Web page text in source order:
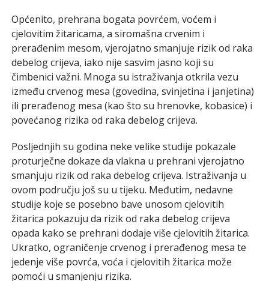
Općenito, prehrana bogata povrćem, voćem i
cjelovitim žitaricama, a siromašna crvenim i
prerađenim mesom, vjerojatno smanjuje rizik od raka
debelog crijeva, iako nije sasvim jasno koji su
čimbenici važni. Mnoga su istraživanja otkrila vezu
između crvenog mesa (govedina, svinjetina i janjetina)
ili prerađenog mesa (kao što su hrenovke, kobasice) i
povećanog rizika od raka debelog crijeva.
Posljednjih su godina neke velike studije pokazale
proturječne dokaze da vlakna u prehrani vjerojatno
smanjuju rizik od raka debelog crijeva. Istraživanja u
ovom području još su u tijeku. Međutim, nedavne
studije koje se posebno bave unosom cjelovitih
žitarica pokazuju da rizik od raka debelog crijeva
opada kako se prehrani dodaje više cjelovitih žitarica.
Ukratko, ograničenje crvenog i prerađenog mesa te
jedenje više povrća, voća i cjelovitih žitarica može
pomoći u smanjenju rizika.